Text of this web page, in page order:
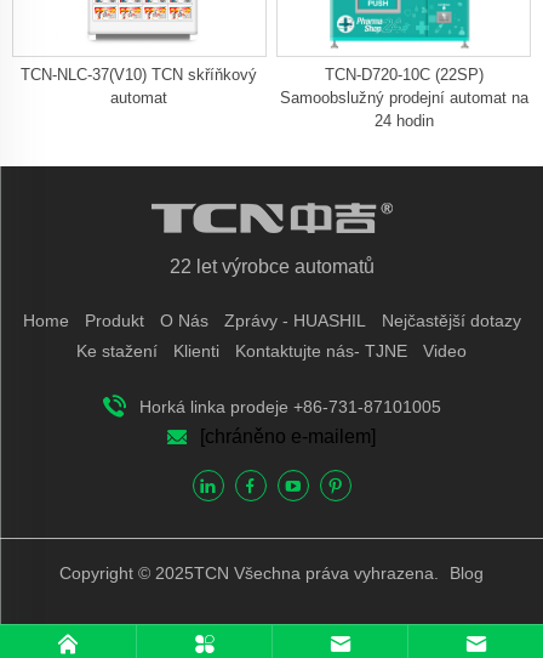
TCN-NLC-37(V10) TCN skříňkový
automat
TCN-D720-10C (22SP)
Samoobslužný prodejní automat na
24 hodin
22 let výrobce automatů
Home Produkt O Nás Zprávy - HUASHIL
Nejčastější dotazy
Ke stažení
Klienti Kontaktujte nás- TJNE Video
Horká linka prodeje +86-731-87101005
[chráněno e-mailem]
Copyright © 2025TCN Všechna práva vyhrazena. Blog